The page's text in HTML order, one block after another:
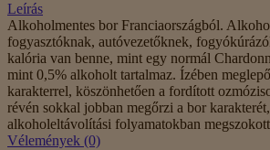
Leírás
Alkoholmentes bor Franciaországból.
fogyasztóknak, autóvezetőknek,
kalória van benne, mint egy normál
mint 0,5% alkoholt tartalmaz. Ízében
karakterrel, köszönhetően a fordított
révén sokkal jobban megőrzi a bor
alkoholeltávolítási folyamatokban
Vélemények (0)